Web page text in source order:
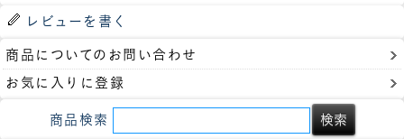
レビューを書く
商品についてのお問い合わせ
お気に入りに登録
商品検索